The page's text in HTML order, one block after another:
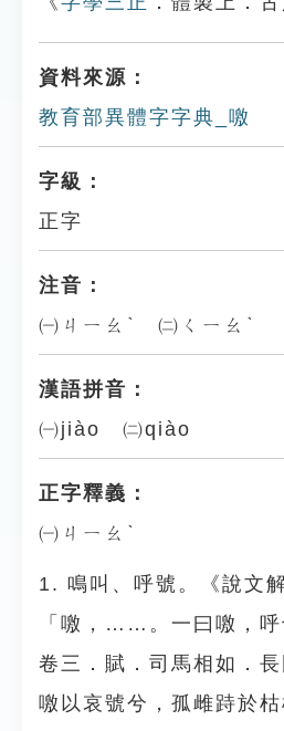
資料來源：
教育部異體字字典_噭
字級：
正字
注音：
㈠ㄐㄧㄠˋ ㈡ㄑㄧㄠˋ
漢語拼音：
㈠jiào ㈡qiào
正字釋義：
㈠ㄐㄧㄠˋ
1. 鳴叫、呼號。《說文
「噭，……。一曰噭，呼
卷三．賦．司馬相如．
噭以哀號兮，孤雌跱於